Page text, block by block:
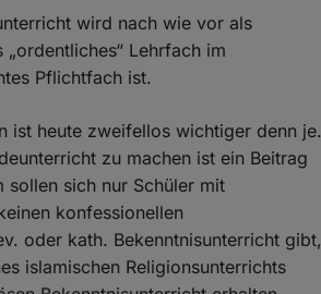
wird nach wie vor als
Lehrfach im
Pflichtfach ist.
ist heute zweifellos wichtiger denn je.
zu machen ist ein Beitrag
sollen sich nur Schüler mit
konfessionellen
oder kath. Bekenntnisunterricht gibt,
islamischen Religionsunterrichts